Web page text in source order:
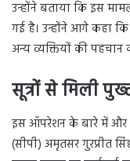
उन्होंने बताया कि इस
गई है। उन्होंने आगे कहा
अन्य व्यक्तियों की
सूत्रों से मिली
इस ऑपरेशन के बारे में और
(सीपी) अमृतसर गुरप्रीत